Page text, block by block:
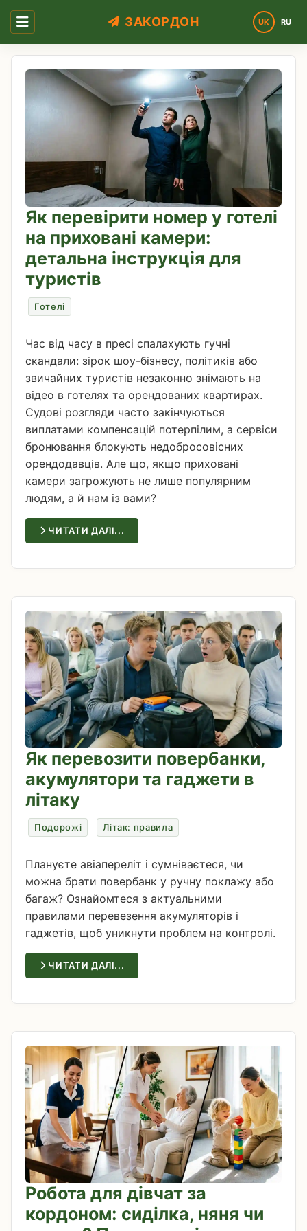
ЗАКОРДОН
Оберіть
UK RU
Як перевірити номер у готелі
на приховані камери:
детальна інструкція для
туристів
Готелі
Час від часу в пресі спалахують гучні
скандали: зірок шоу-бізнесу, політиків або
звичайних туристів незаконно знімають на
відео в готелях та орендованих квартирах.
Судові розгляди часто закінчуються
виплатами компенсацій потерпілим, а сервіси
бронювання блокують недобросовісних
орендодавців. Але що, якщо приховані
камери загрожують не лише популярним
людям, а й нам із вами?
ЧИТАТИ ДАЛІ...
Як перевозити повербанки,
акумулятори та гаджети в
літаку
Подорожі Літак: правила
Плануєте авіапереліт і сумніваєтеся, чи
можна брати повербанк у ручну поклажу або
багаж? Ознайомтеся з актуальними
правилами перевезення акумуляторів і
гаджетів, щоб уникнути проблем на контролі.
ЧИТАТИ ДАЛІ...
Робота для дівчат за
кордоном: сиділка, няня чи